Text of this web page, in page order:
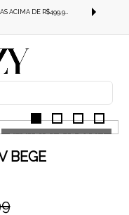
FRETE FIXO SUL E SUDESTE EM COMPRAS ACIMA DE R$499,99!
BEGE